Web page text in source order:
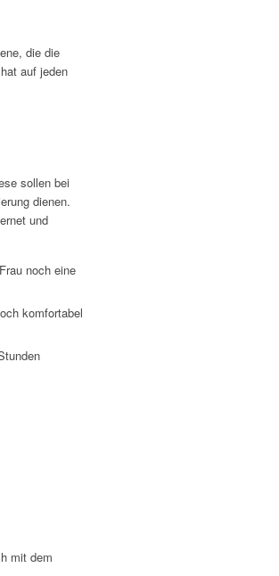
die die
auf jeden
sollen bei
dienen.
und
noch eine
komfortabel
mit dem